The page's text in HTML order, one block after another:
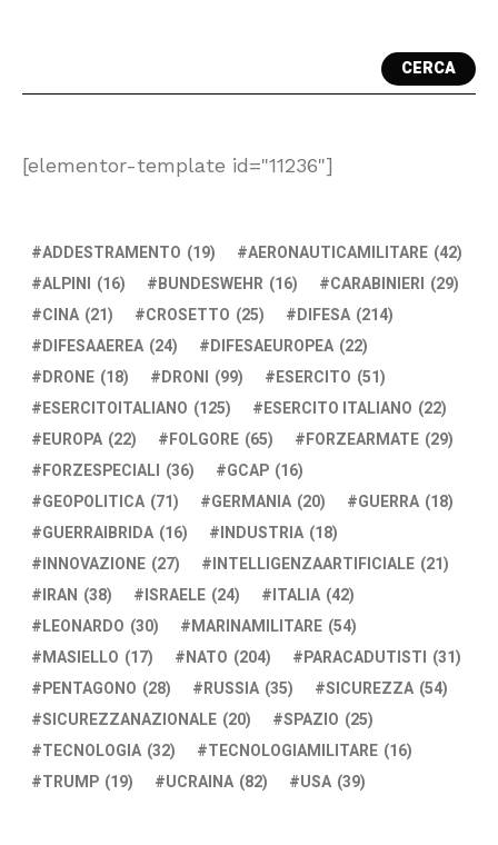
CERCA
[elementor-template id="11236"]
ADDESTRAMENTO (19) AERONAUTICAMILITARE (42)
ALPINI (16) BUNDESWEHR (16) CARABINIERI (29)
CINA (21) CROSETTO (25) DIFESA (214)
DIFESAAEREA (24) DIFESAEUROPEA (22)
DRONE (18) DRONI (99) ESERCITO (51)
ESERCITOITALIANO (125) ESERCITO ITALIANO (22)
EUROPA (22) FOLGORE (65) FORZEARMATE (29)
FORZESPECIALI (36) GCAP (16)
GEOPOLITICA (71) GERMANIA (20) GUERRA (18)
GUERRAIBRIDA (16) INDUSTRIA (18)
INNOVAZIONE (27) INTELLIGENZAARTIFICIALE (21)
IRAN (38) ISRAELE (24) ITALIA (42)
LEONARDO (30) MARINAMILITARE (54)
MASIELLO (17) NATO (204) PARACADUTISTI (31)
PENTAGONO (28) RUSSIA (35) SICUREZZA (54)
SICUREZZANAZIONALE (20) SPAZIO (25)
TECNOLOGIA (32) TECNOLOGIAMILITARE (16)
TRUMP (19) UCRAINA (82) USA (39)